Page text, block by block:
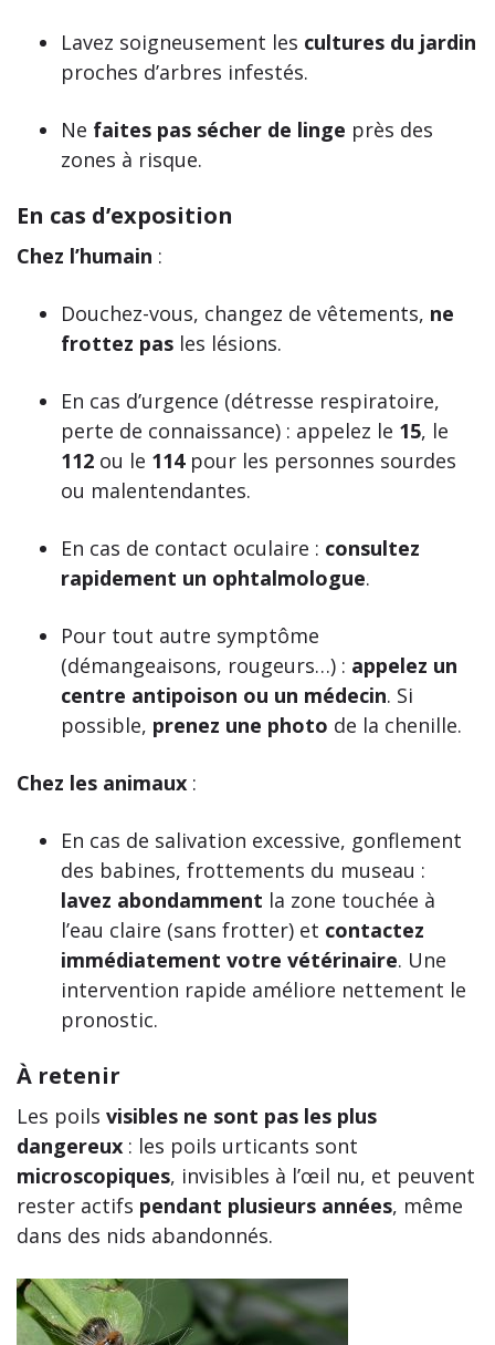
Lavez soigneusement les cultures du jardin
proches d’arbres infestés.
Ne faites pas sécher de linge près des
zones à risque.
En cas d’exposition
Chez l’humain :
Douchez-vous, changez de vêtements, ne
frottez pas les lésions.
En cas d’urgence (détresse respiratoire,
perte de connaissance) : appelez le 15, le
112 ou le 114pour les personnes sourdes
ou malentendantes.
En cas de contact oculaire : consultez
rapidement un ophtalmologue.
Pour tout autre symptôme
(démangeaisons, rougeurs…) : appelez un
centre antipoison ou un médecin. Si
possible, prenez une photo de la chenille.
Chez les animaux :
En cas de salivation excessive, gonflement
des babines, frottements du museau :
lavez abondamment la zone touchée à
l’eau claire (sans frotter) et contactez
immédiatement votre vétérinaire. Une
intervention rapide améliore nettement le
pronostic.
À retenir
Les poils visibles ne sont pas les plus
dangereux : les poils urticants sont
microscopiques, invisibles à l’œil nu, et peuvent
rester actifs pendant plusieurs années, même
dans des nids abandonnés.